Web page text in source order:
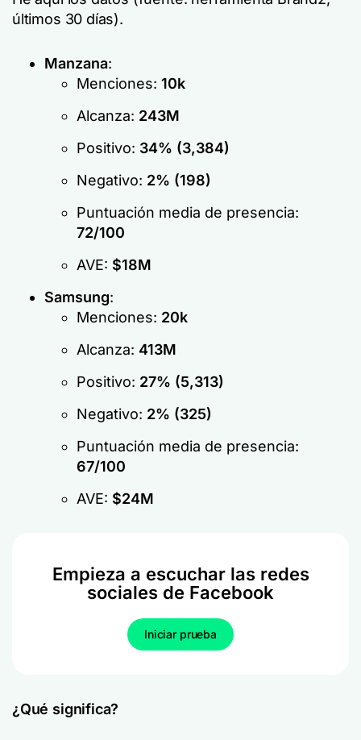
últimos 30 días).
Manzana:
Menciones: 10k
Alcanza: 243M
Positivo: 34% (3,384)
Negativo: 2% (198)
Puntuación media de presencia:
72/100
AVE: $18M
Samsung:
Menciones: 20k
Alcanza: 413M
Positivo: 27% (5,313)
Negativo: 2% (325)
Puntuación media de presencia:
67/100
AVE: $24M
Empieza a escuchar las redes
sociales de Facebook
Iniciar prueba
¿Qué significa?